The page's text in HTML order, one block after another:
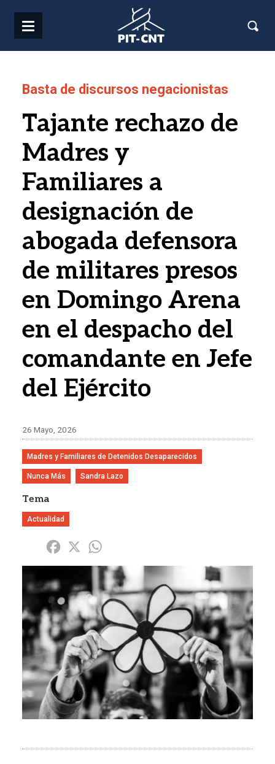
Basta de discursos negacionistas
Tajante rechazo de
Madres y
Familiares a
designación de
abogada defensora
de militares presos
en Domingo Arena
en el despacho del
comandante en Jefe
del Ejército
26 Mayo, 2026
Madres y Familiares de Detenidos Desaparecidos
Nunca Más Sandra Lazo
Tema
Actualidad
Share Facebook
X